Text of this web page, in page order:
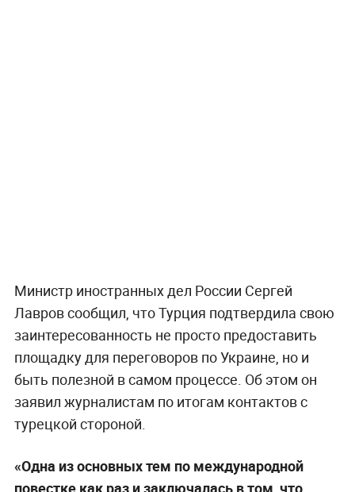
Министр иностранных дел России Сергей
Лавров сообщил, что Турция подтвердила свою
заинтересованность не просто предоставить
площадку для переговоров по Украине, но и
быть полезной в самом процессе. Об этом он
заявил журналистам по итогам контактов с
турецкой стороной.
«Одна из основных тем по международной
повестке как раз и заключалась в том, что